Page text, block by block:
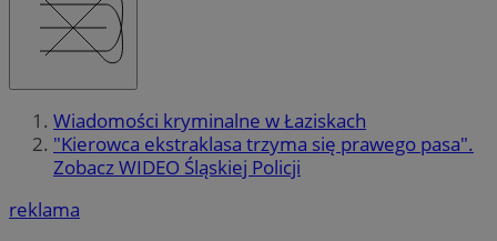
Wiadomości kryminalne w Łaziskach
"Kierowca ekstraklasa trzyma się prawego pasa".
Zobacz WIDEO Śląskiej Policji
reklama